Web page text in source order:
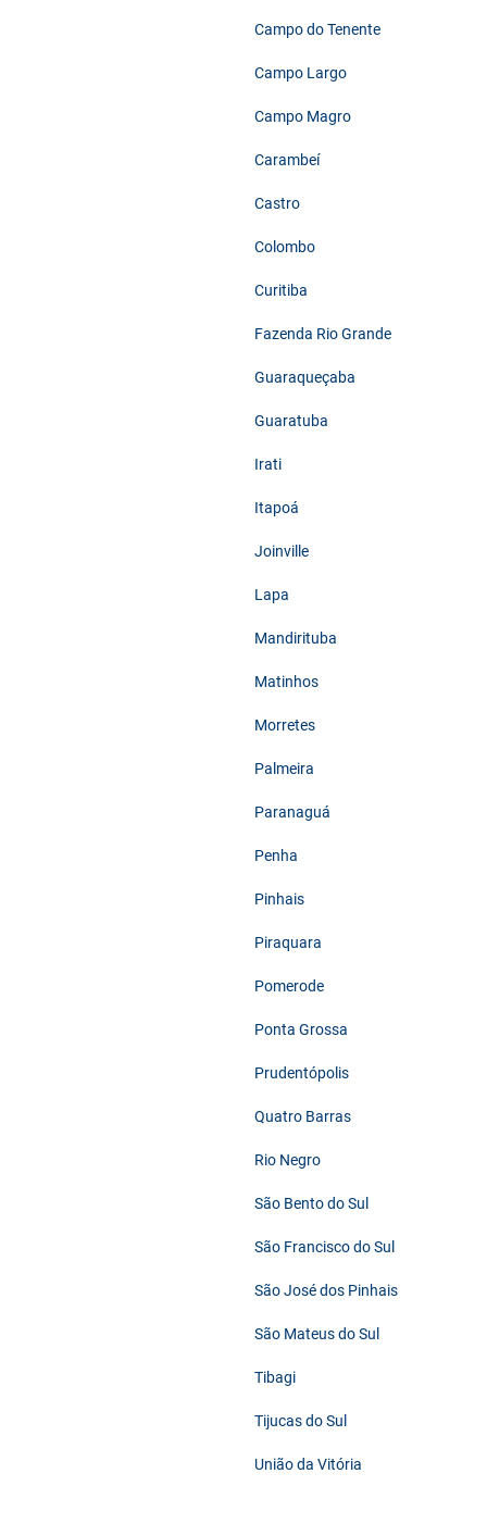
Campo do Tenente
Campo Largo
Campo Magro
Carambeí
Castro
Colombo
Curitiba
Fazenda Rio Grande
Guaraqueçaba
Guaratuba
Irati
Itapoá
Joinville
Lapa
Mandirituba
Matinhos
Morretes
Palmeira
Paranaguá
Penha
Pinhais
Piraquara
Pomerode
Ponta Grossa
Prudentópolis
Quatro Barras
Rio Negro
São Bento do Sul
São Francisco do Sul
São José dos Pinhais
São Mateus do Sul
Tibagi
Tijucas do Sul
União da Vitória